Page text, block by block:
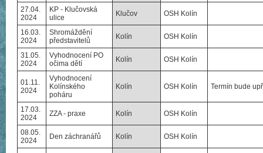
27.04.
2024
KP - Klučovská
ulice
Klučov OSH Kolín
16.03.
2024
Shromáždění
představitelů
Kolín OSH Kolín
31.05.
2024
Vyhodnocení PO
očima dětí
Kolín OSH Kolín
01.11.
2024
Vyhodnocení
Kolínského
poháru
Kolín OSH Kolín Termín bude
17.03.
2024
ZZA - praxe Kolín OSH Kolín
08.05.
2024
Den záchranářů Kolín OSH Kolín